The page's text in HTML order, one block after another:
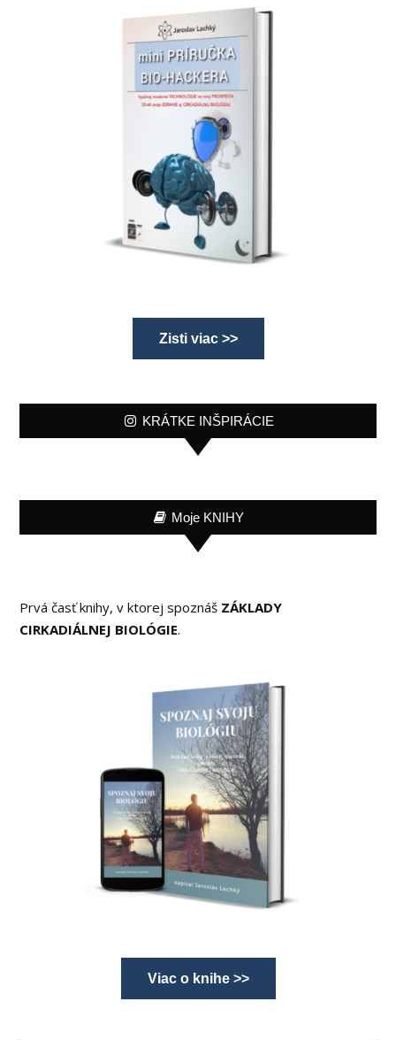
Zisti viac >>
KRÁTKE INŠPIRÁCIE
Moje KNIHY
Prvá časť knihy, v ktorej spoznáš ZÁKLADY
CIRKADIÁLNEJ BIOLÓGIE.
Viac o knihe >>